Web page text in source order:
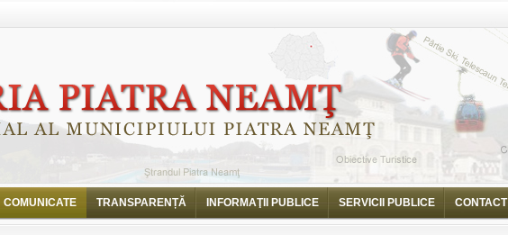
COMUNICATE TRANSPARENȚĂ INFORMAŢII PUBLICE SERVICII PUBLICE CONTACT